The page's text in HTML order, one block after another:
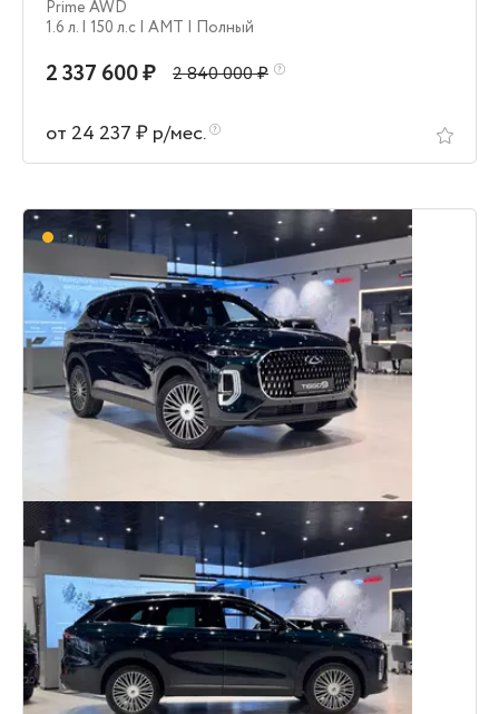
Prime AWD
1.6 л. | 150 л.c | AMT | Полный
2 337 600 ₽ 2 840 000 ₽
от 24 237 ₽ р/мес.
В пути